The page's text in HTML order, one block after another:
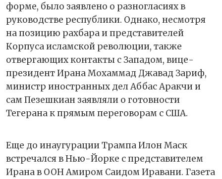
форме, было заявлено о разногласиях в
руководстве республики. Однако, несмотря
на позицию рахбара и представителей
Корпуса исламской революции, также
отвергающих контакты с Западом, вице-
президент Ирана Мохаммад Джавад Зариф,
министр иностранных дел Аббас Аракчи и
сам Пезешкиан заявляли о готовности
Тегерана к прямым переговорам с США.
Еще до инаугурации Трампа Илон Маск
встречался в Нью-Йорке с представителем
Ирана в ООН Амиром Саидом Иравани. Газета